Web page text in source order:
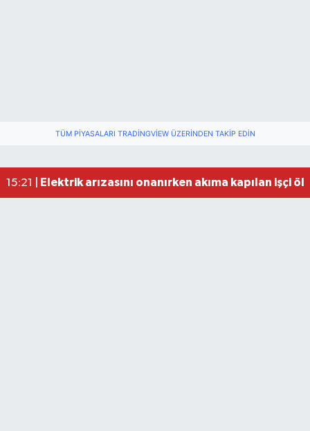
TÜM PIYASALARI TRADINGVIEW ÜZERINDEN TAKIP EDIN
15:21 | Elektrik arızasını onanırken akıma kapılan işçi